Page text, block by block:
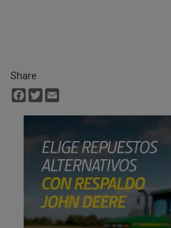
Share
Facebook
Twitter